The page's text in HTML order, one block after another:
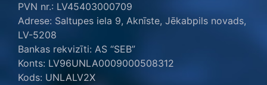
PVN nr.: LV45403000709
Adrese: Saltupes iela 9, Aknīste, Jēkabpils novads,
LV-5208
Bankas rekvizīti: AS “SEB”
Konts: LV96UNLA0009000508312
Kods: UNLALV2X